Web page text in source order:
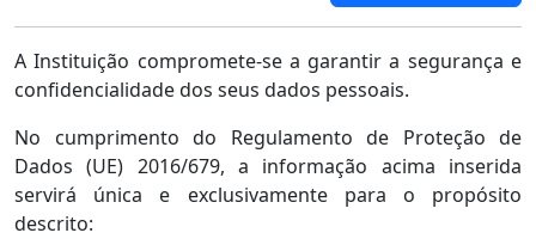
A Instituição compromete-se a garantir a segurança e
confidencialidade dos seus dados pessoais.
No cumprimento do Regulamento de Proteção de
Dados (UE) 2016/679, a informação acima inserida
servirá única e exclusivamente para o propósito
descrito: